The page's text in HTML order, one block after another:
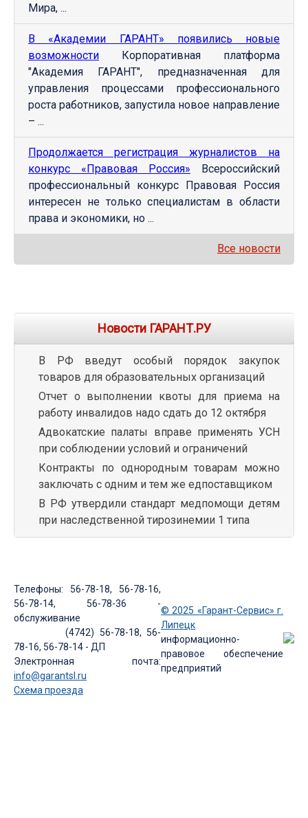
Мира, ...
В «Академии ГАРАНТ» появились новые
возможности Корпоративная платформа
"Академия ГАРАНТ", предназначенная для
управления процессами профессионального
роста работников, запустила новое направление
– ...
Продолжается регистрация журналистов на
конкурс «Правовая Россия» Всероссийский
профессиональный конкурс Правовая Россия
интересен не только специалистам в области
права и экономики, но ...
Все новости
Новости ГАРАНТ.РУ
В РФ введут особый порядок закупок
товаров для образовательных организаций
Отчет о выполнении квоты для приема на
работу инвалидов надо сдать до 12 октября
Адвокатские палаты вправе применять УСН
при соблюдении условий и ограничений
Контракты по однородным товарам можно
заключать с одним и тем же едпоставщиком
В РФ утвердили стандарт медпомощи детям
при наследственной тирозинемии 1 типа
Телефоны: 56-78-18, 56-78-16,
56-78-14, 56-78-36 -
обслуживание
(4742) 56-78-18, 56-
78-16, 56-78-14 - ДП
Электронная почта:
info@garantsl.ru
Схема проезда
© 2025 «Гарант-Сервис» г.
Липецк
информационно-
правовое обеспечение
предприятий